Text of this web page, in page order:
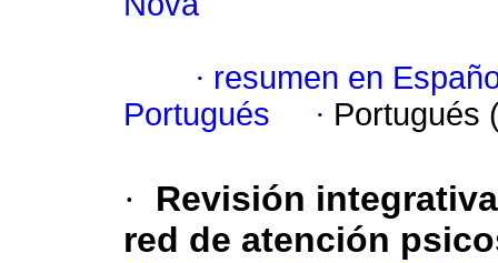
· resumen en
Portugués
· Portugués
·
Revisión integrativa
red de atención